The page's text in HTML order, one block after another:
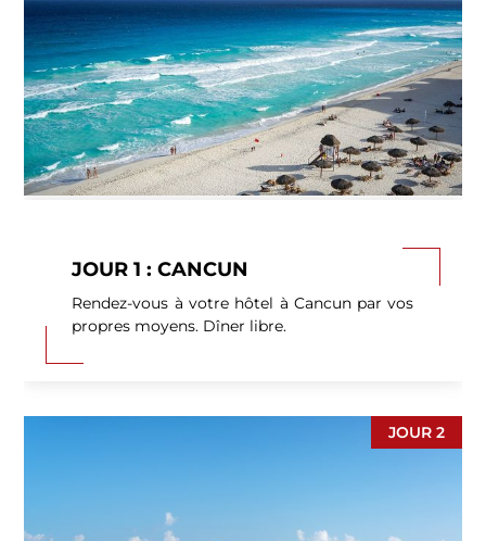
JOUR 1 : CANCUN
Rendez-vous à votre hôtel à Cancun par vos
propres moyens. Dîner libre.
JOUR 2